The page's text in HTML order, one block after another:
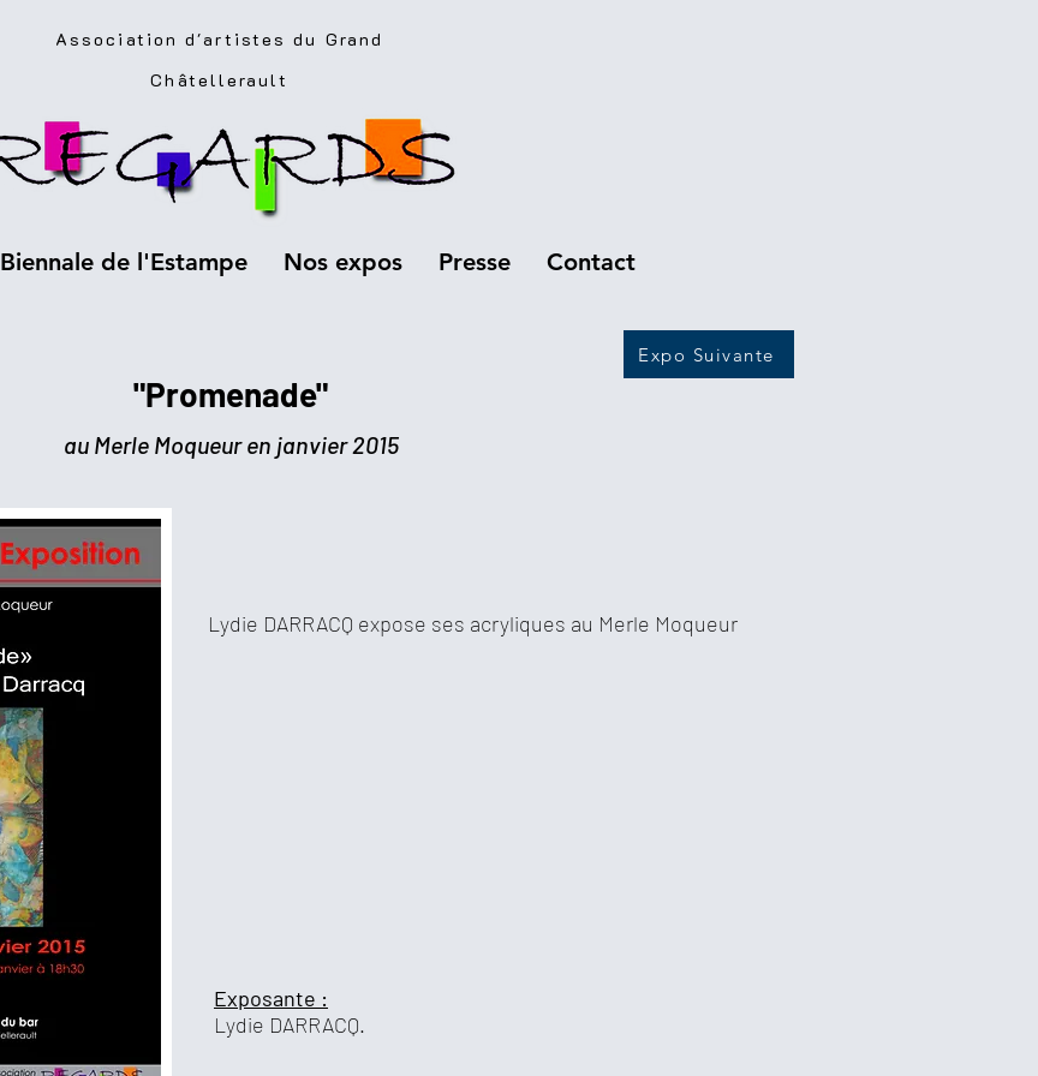
Association d'artistes du Grand
Châtellerault
Biennale de l'Estampe Nos expos Presse Contact
"Promenade"
au Merle Moqueur en janvier 2015
Expo Suivante
Lydie DARRACQ expose ses acryliques au Merle Moqueur
Exposante :
Lydie DARRACQ.